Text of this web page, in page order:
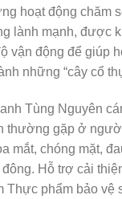
hoạt động chăm
lành mạnh,
vận động để giúp
những “cây cổ
Tùng Nguyên
thường gặp ở
mắt, chóng mặt,
Hỗ trợ cải
Thực phẩm bảo vệ